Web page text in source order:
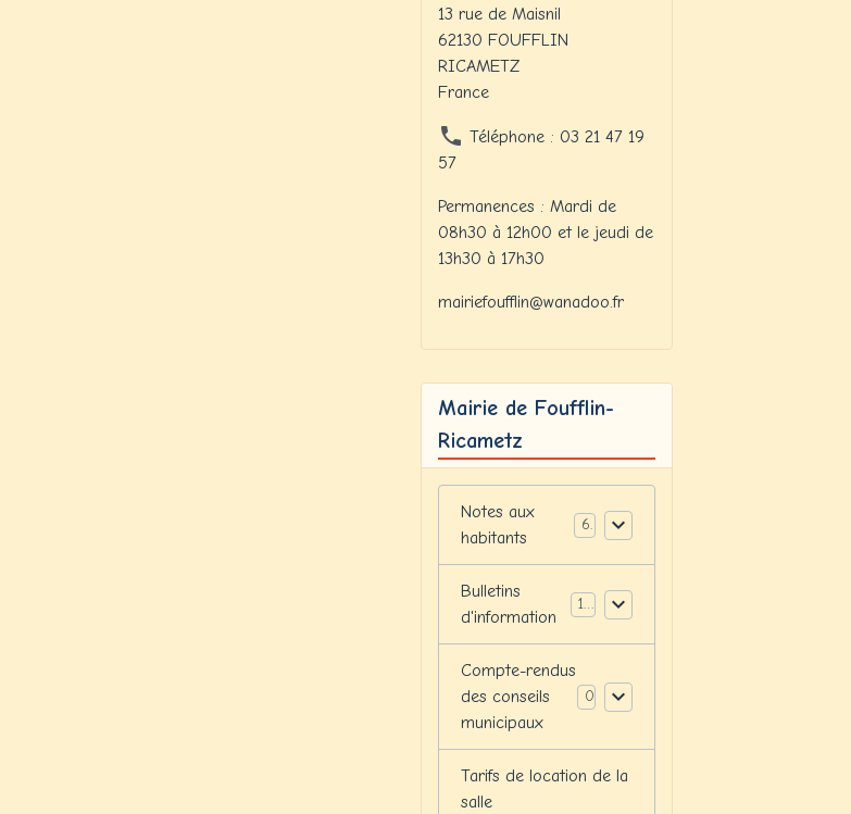
13 rue de Maisnil
62130 FOUFFLIN
RICAMETZ
France
Téléphone : 03 21 47 19
57
Permanences : Mardi de
08h30 à 12h00 et le jeudi de
13h30 à 17h30
mairiefoufflin@wanadoo.fr
Mairie de Foufflin-
Ricametz
Notes aux
habitants
6
Bulletins
d'information
12
Compte-rendus
des conseils
municipaux
Tarifs de location de la
salle